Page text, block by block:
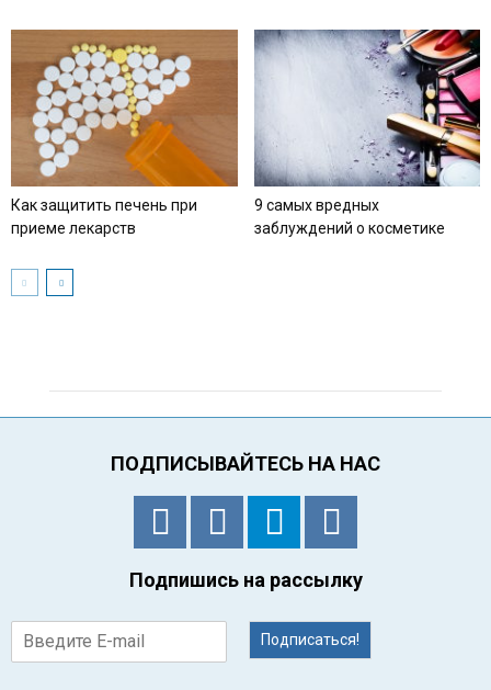
Как защитить печень при
приеме лекарств
9 самых вредных
заблуждений о косметике
ПОДПИСЫВАЙТЕСЬ НА НАС
Подпишись на рассылку
Подписаться!